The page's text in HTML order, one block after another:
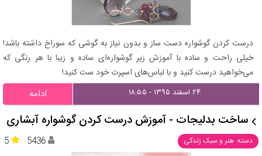
درست کردن گوشواره دست ساز و بدون نیاز به گوشی که سوراخ داشته باشد!
خیلی راحت و ساده با آموزش زیر گوشواره‌ای ساده و زیبا با هر رنگی که
می‌خواهید درست کنید و با لباس‌های اسپرت خود ست کنید!
۲۴ اسفند ۱۳۹۵ - ۱۸:۵۵ ادامه
ساخت بدلیجات - آموزش درست کردن گوشواره آبشاری
دسته: هنر و سبک زندگی 5 5436